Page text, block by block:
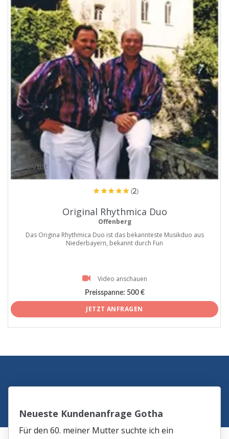
ProArtist
(2)
Original Rhythmica Duo
Offenberg
Das Origina Rhythmica Duo ist das bekannteste Musikduo aus
Niederbayern, bekannt durch Fun
Video anschauen
Preisspanne: 500 €
JETZT ANFRAGEN
Neueste Kundenanfrage Gotha
Für den 60. meiner Mutter suchte ich ein